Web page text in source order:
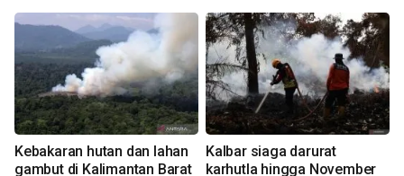
Kebakaran hutan dan lahan
gambut di Kalimantan Barat
Kalbar siaga darurat
karhutla hingga November